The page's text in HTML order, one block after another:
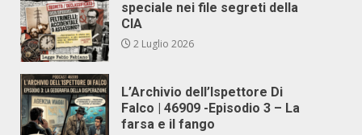
speciale nei file segreti della
CIA
2 Luglio 2026
L’Archivio dell’Ispettore Di
Falco | 46909 -Episodio 3 – La
farsa e il fango